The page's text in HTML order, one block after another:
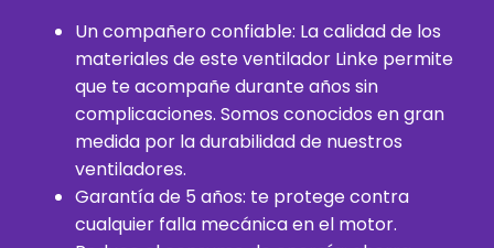
Un compañero confiable: La calidad de los
materiales de este ventilador Linke permite
que te acompañe durante años sin
complicaciones. Somos conocidos en gran
medida por la durabilidad de nuestros
ventiladores.
Garantía de 5 años: te protege contra
cualquier falla mecánica en el motor.